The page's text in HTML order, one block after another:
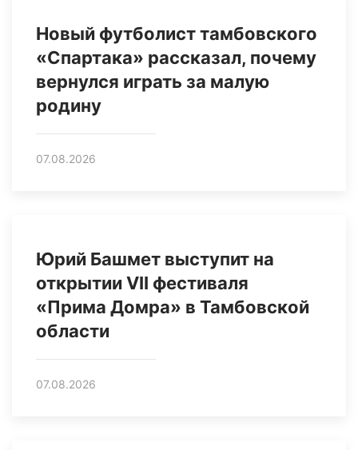
Новый футболист тамбовского
«Спартака» рассказал, почему
вернулся играть за малую
родину
07.08.2026
Юрий Башмет выступит на
открытии VII фестиваля
«Прима Домра» в Тамбовской
области
07.08.2026